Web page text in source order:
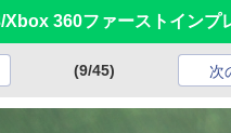
Xbox 360ファーストインプ
(9/45) 次